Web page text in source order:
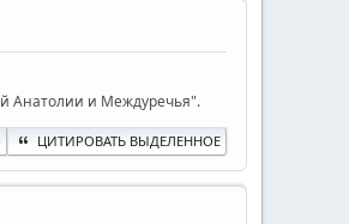
Анатолии и Междуречья".
ЦИТИРОВАТЬ ВЫДЕЛЕННОЕ